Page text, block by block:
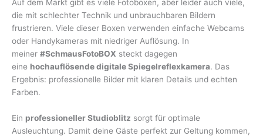
Auf dem Markt gibt es viele Fotoboxen, aber leider auch viele,
die mit schlechter Technik und unbrauchbaren Bildern
frustrieren. Viele dieser Boxen verwenden einfache Webcams
oder Handykameras mit niedriger Auflösung. In
meiner #SchmausFotoBOX steckt dagegen
eine hochauflösende digitale Spiegelreflexkamera. Das
Ergebnis: professionelle Bilder mit klaren Details und echten
Farben.
Ein professioneller Studioblitz sorgt für optimale
Ausleuchtung. Damit deine Gäste perfekt zur Geltung kommen,